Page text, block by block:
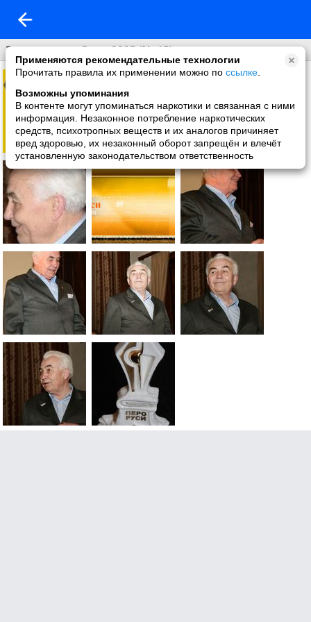
Применяются рекомендательные технологии
Прочитать правила их применении можно по ссылке
Возможны упоминания
В контенте могут упоминаться наркотики и связанная с ними
информация. Незаконное потребление наркотических
средств, психотропных веществ и их аналогов причиняет
вред здоровью, их незаконный оборот запрещён и влечёт
установленную законодательством ответственность
Золотое перо Руси-2005 (№ 15)